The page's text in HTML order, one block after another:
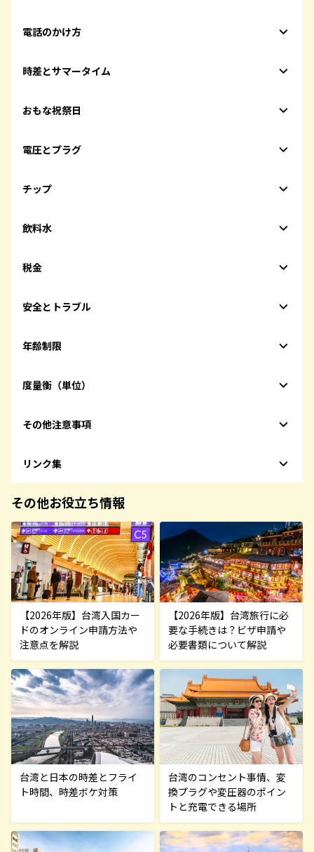
電話のかけ方
時差とサマータイム
おもな祝祭日
電圧とプラグ
チップ
飲料水
税金
安全とトラブル
年齢制限
度量衡（単位）
その他注意事項
リンク集
その他お役立ち情報
【2026年版】台湾入国カー
ドのオンライン申請方法や
注意点を解説
【2026年版】台湾旅行に必
要な手続きは？ビザ申請や
必要書類について解説
台湾と日本の時差とフライ
ト時間、時差ボケ対策
台湾のコンセント事情、変
換プラグや変圧器のポイン
トと充電できる場所